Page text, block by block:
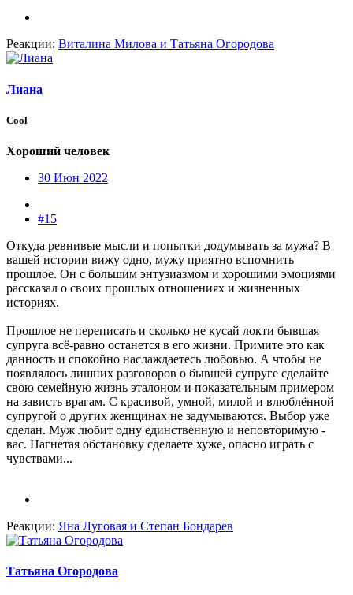
Реакции: Виталина Милова и Татьяна Огородова
Лиана
Cool
Хороший человек
30 Июн 2022
#15
Откуда ревнивые мысли и попытки додумывать за мужа? В
вашей истории вижу одно, мужу приятно вспомнить
прошлое. Он с большим энтузиазмом и хорошими эмоциями
рассказал о своих прошлых отношениях и жизненных
историях.
Прошлое не переписать и сколько не кусай локти бывшая
супруга всё-равно останется в его жизни. Примите это как
данность и спокойно наслаждаетесь любовью. А чтобы не
появлялось лишних разговоров о бывшей супруге сделайте
свою семейную жизнь эталоном и показательным примером
на зависть врагам. С красивой, умной, милой и влюблённой
супругой о других женщинах не задумываются. Выбор уже
сделан. Муж любит одну единственную и неповторимую -
вас. Нагнетая обстановку сделаете хуже, опасно играть с
чувствами...
Реакции: Яна Луговая и Степан Бондарев
Татьяна Огородова